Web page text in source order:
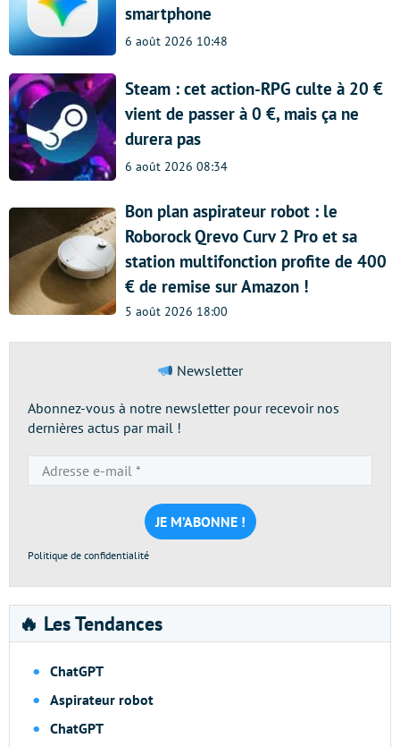
smartphone
6 août 2026 10:48
Steam : cet action-RPG culte à 20 €
vient de passer à 0 €, mais ça ne
durera pas
6 août 2026 08:34
Bon plan aspirateur robot : le
Roborock Qrevo Curv 2 Pro et sa
station multifonction profite de 400
€ de remise sur Amazon !
5 août 2026 18:00
Newsletter
Abonnez-vous à notre newsletter pour recevoir nos
dernières actus par mail !
e-
mail
*
Politique de confidentialité
🔥 Les Tendances
ChatGPT
Aspirateur robot
ChatGPT